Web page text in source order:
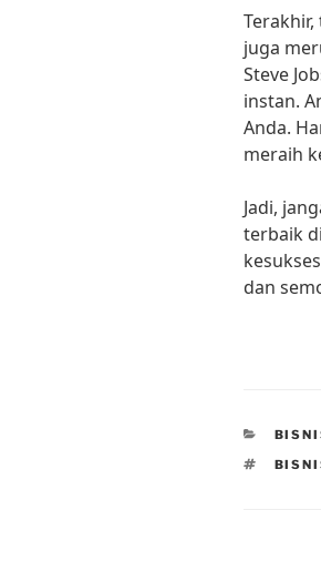
juga
Steve
instan.
Anda.
meraih
Jadi,
terbaik
dan
TAGS